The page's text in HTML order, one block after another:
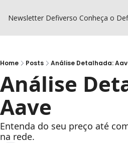
Newsletter Defiverso Conheça o
Home Posts Análise Detalhada:
Análise
Aave
Entenda do seu preço até
na rede.